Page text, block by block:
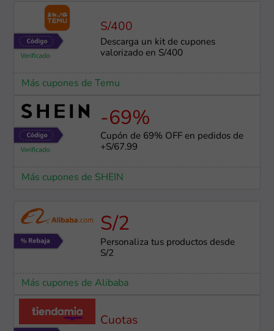
S/400
Descarga un kit de cupones
valorizado en S/400
Más cupones de Temu
-69%
Cupón de 69% OFF en pedidos de
+S/67.99
Más cupones de SHEIN
S/2
Personaliza tus productos desde
S/2
Más cupones de Alibaba
Cuotas